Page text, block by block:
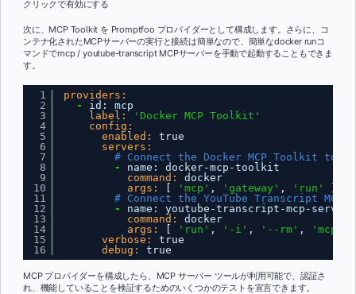
クリックで有効にする
次に、MCP Toolkit を Promptfoo プロバイダーとして構成します。さらに、コ
ンテナ化されたMCPサーバーの実行と接続は簡単なので、簡単なdocker runコ
マンドでmcp / youtube-transcript MCPサーバーを手動で起動することもできま
す。
1
2
3
4
5
6
7
8
9
10
11
12
13
14
15
16
providers:
-
id :
mcp
label:
'Docker MCP Toolkit'
config:
enabled:
true
servers:
# Connect the Docker MCP Toolkit
-
name :
docker-mcp-toolkit
command:
docker
args:
'mcp' , 'gateway' , 'run'
# Connect the YouTube Transcript
-
name :
youtube-transcript-mcp-server
command:
docker
args:
'run' , '-i' , '--rm' ,
'mcp/
verbose:
true
debug:
true
MCP プロバイダーを構成したら、MCP サーバー ツールが利用可能で、認証さ
れ、機能していることを検証するためのいくつかのテストを宣言できます。